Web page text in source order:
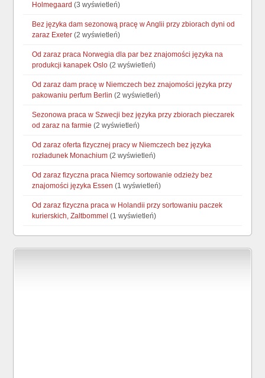
Holmegaard (3 wyświetleń)
Bez języka dam sezonową pracę w Anglii przy zbiorach dyni od
zaraz Exeter (2 wyświetleń)
Od zaraz praca Norwegia dla par bez znajomości języka na
produkcji kanapek Oslo (2 wyświetleń)
Od zaraz dam pracę w Niemczech bez znajomości języka przy
pakowaniu perfum Berlin (2 wyświetleń)
Sezonowa praca w Szwecji bez języka przy zbiorach pieczarek
od zaraz na farmie (2 wyświetleń)
Od zaraz oferta fizycznej pracy w Niemczech bez języka
rozładunek Monachium (2 wyświetleń)
Od zaraz fizyczna praca Niemcy sortowanie odzieży bez
znajomości języka Essen (1 wyświetleń)
Od zaraz fizyczna praca w Holandii przy sortowaniu paczek
kurierskich, Zaltbommel (1 wyświetleń)